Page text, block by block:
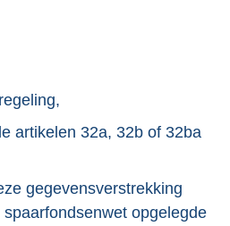
artikelen 32a, 32b of 32ba
gegevensverstrekking
opgelegde